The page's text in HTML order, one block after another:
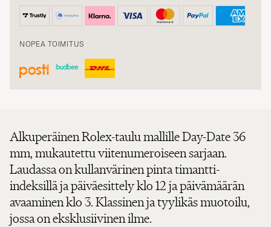
NOPEA TOIMITUS
Alkuperäinen Rolex-taulu mallille Day-Date 36
mm, mukautettu viitenumeroiseen sarjaan.
Laudassa on kullanvärinen pinta timantti-
indeksillä ja päiväesittely klo 12 ja päivämäärän
avaaminen klo 3. Klassinen ja tyylikäs muotoilu,
jossa on eksklusiivinen ilme.